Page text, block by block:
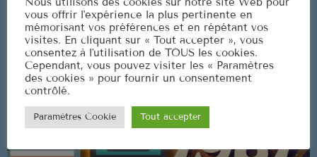
vous offrir l'expérience la plus pertinente en
mémorisant vos préférences et en répétant vos
visites. En cliquant sur « Tout accepter », vous
consentez à l'utilisation de TOUS les cookies.
Cependant, vous pouvez visiter les « Paramètres
des cookies » pour fournir un consentement
contrôlé.
Paramètres Cookie Tout accepter